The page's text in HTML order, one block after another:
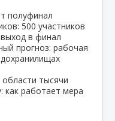
полуфинал
500 участников
в финал
прогноз: рабочая
тысячи
как работает мера